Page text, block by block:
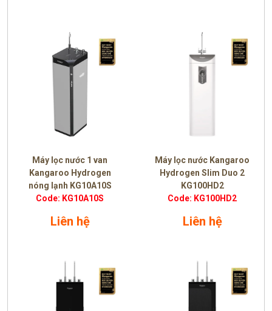
Máy lọc nước 1 van
Kangaroo Hydrogen
nóng lạnh KG10A10S
Code: KG10A10S
Liên hệ
Máy lọc nước Kangaroo
Hydrogen Slim Duo 2
KG100HD2
Code: KG100HD2
Liên hệ